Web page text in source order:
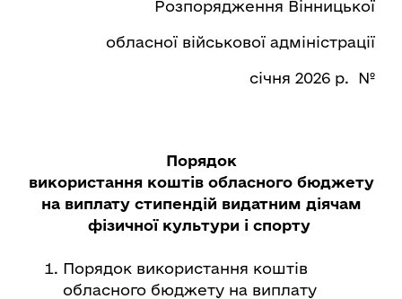
Розпорядження Вінницької
обласної військової адміністрації
січня 2026 р. №
Порядок
використання коштів обласного бюджету
на виплату стипендій видатним діячам
фізичної культури і спорту
Порядок використання коштів
обласного бюджету на виплату